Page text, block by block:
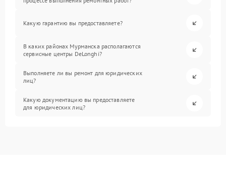
Какую гарантию вы предоставляете?
В каких районах Мурманска располагаются
сервисные центры DeLonghi?
Выполняете ли вы ремонт для юридических
лиц?
Какую документацию вы предоставляете
для юридических лиц?